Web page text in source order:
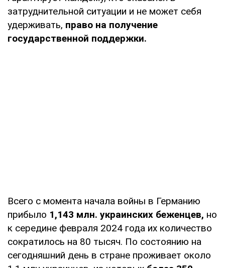
затруднительной ситуации и не может себя
удерживать, право на получение
государственной поддержки.
Всего с момента начала войны в Германию
прибыло 1,143 млн. украинских беженцев, но
к середине февраля 2024 года их количество
сократилось на 80 тысяч. По состоянию на
сегодняшний день в стране проживает около